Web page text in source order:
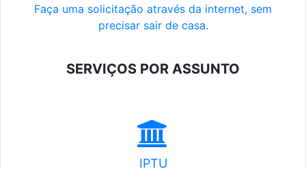
Faça uma solicitação através da internet, sem
precisar sair de casa.
SERVIÇOS POR ASSUNTO
IPTU